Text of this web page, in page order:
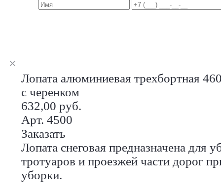
Лопата алюминиевая трехбортная
с черенком
632,00 руб.
Арт. 4500
Заказать
Лопата снеговая предназначена для
тротуаров и проезжей части дорог
уборки.